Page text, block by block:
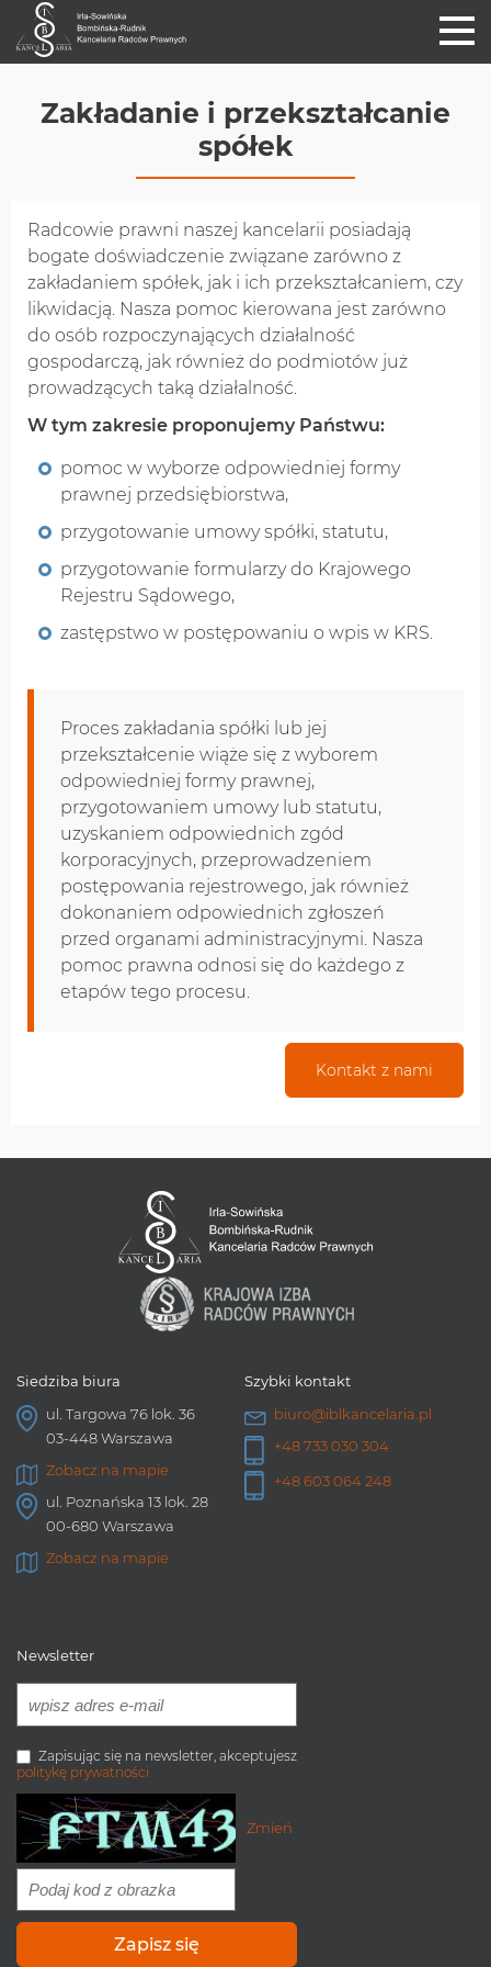
Zakładanie i przekształcanie
spółek
Radcowie prawni naszej kancelarii posiadają
bogate doświadczenie związane zarówno z
zakładaniem spółek, jak i ich przekształcaniem, czy
likwidacją. Nasza pomoc kierowana jest zarówno
do osób rozpoczynających działalność
gospodarczą, jak również do podmiotów już
prowadzących taką działalność.
W tym zakresie proponujemy Państwu:
pomoc w wyborze odpowiedniej formy
prawnej przedsiębiorstwa,
przygotowanie umowy spółki, statutu,
przygotowanie formularzy do Krajowego
Rejestru Sądowego,
zastępstwo w postępowaniu o wpis w KRS.
Proces zakładania spółki lub jej
przekształcenie wiąże się z wyborem
odpowiedniej formy prawnej,
przygotowaniem umowy lub statutu,
uzyskaniem odpowiednich zgód
korporacyjnych, przeprowadzeniem
postępowania rejestrowego, jak również
dokonaniem odpowiednich zgłoszeń
przed organami administracyjnymi. Nasza
pomoc prawna odnosi się do każdego z
etapów tego procesu.
Kontakt z nami
Siedziba biura
ul. Targowa 76 lok. 36
03-448 Warszawa
Zobacz na mapie
ul. Poznańska 13 lok. 28
00-680 Warszawa
Zobacz na mapie
Szybki kontakt
biuro@iblkancelaria.pl
+48 733 030 304
+48 603 064 248
Newsletter
Zapisując się na newsletter, akceptujesz
politykę prywatności
Zmień